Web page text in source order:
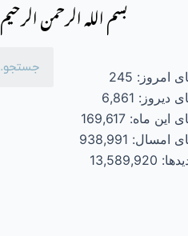
بسم الله الرحمن الرحیم
امروز: 245
دیروز: 6,861
این ماه:169,617
امسال: 938,991
13,589,920